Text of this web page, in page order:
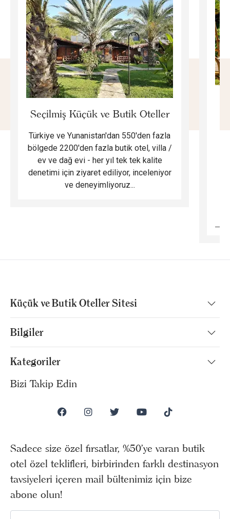
Seçilmiş Küçük ve Butik Oteller
Türkiye ve Yunanistan'dan 550'den fazla
bölgede 2200'den fazla butik otel, villa /
ev ve dağ evi - her yıl tek tek kalite
denetimi için ziyaret ediliyor, inceleniyor
ve deneyimliyoruz...
Küçük ve Butik Oteller Sitesi
Bilgiler
Kategoriler
Bizi Takip Edin
Sadece size özel fırsatlar, %50’ye varan butik
otel özel teklifleri, birbirinden farklı destinasyon
tavsiyeleri içeren mail bültenimiz için bize
abone olun!